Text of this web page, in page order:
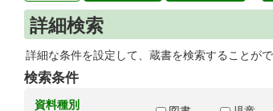
詳細検索
詳細な条件を設定して、蔵書を検索することがで
検索条件
資料種別